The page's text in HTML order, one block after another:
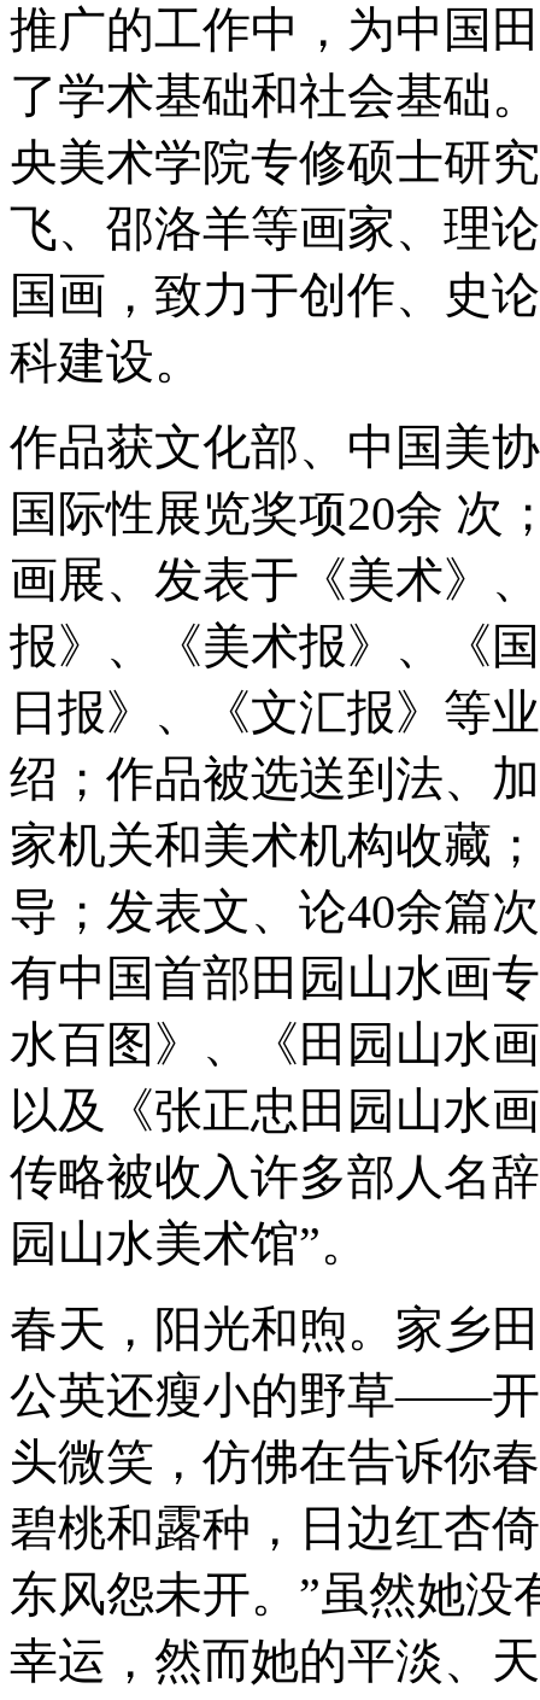
推广的工作中，为中国
了学术基础和社会基础
央美术学院专修硕士研
飞、邵洛羊等画家、理
国画，致力于创作、史
科建设。
作品获文化部、中国美
国际性展览奖项20余 次
画展、发表于《美术》
报》、《美术报》、《
日报》、《文汇报》等
绍；作品被选送到法、
家机关和美术机构收藏
导；发表文、论40余篇
有中国首部田园山水画
水百图》、《田园山水
以及《张正忠田园山水
传略被收入许多部人名
园山水美术馆”。
春天，阳光和煦。家乡
公英还瘦小的野草——开
头微笑，仿佛在告诉你
碧桃和露种，日边红杏
东风怨未开。”虽然她没
幸运，然而她的平淡、